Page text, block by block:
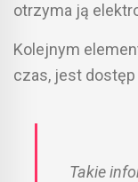
otrzyma ją
Kolejnym
czas, jest
Takie